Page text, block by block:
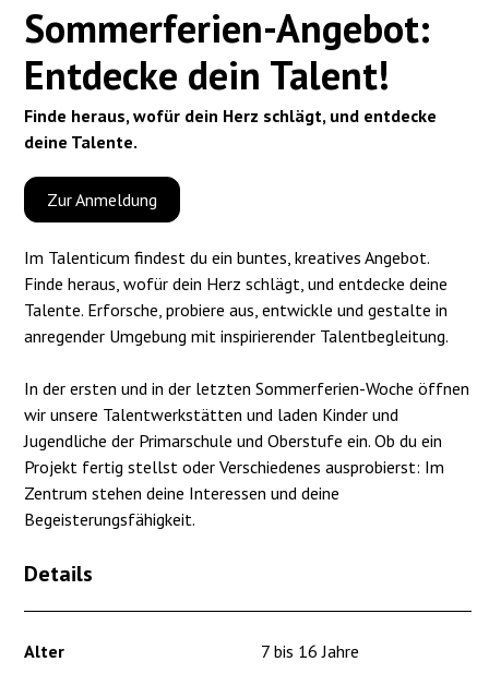
Sommerferien-Angebot:
Entdecke dein Talent!
Finde heraus, wofür dein Herz schlägt, und entdecke
deine Talente.
Zur Anmeldung
Im Talenticum findest du ein buntes, kreatives Angebot.
Finde heraus, wofür dein Herz schlägt, und entdecke deine
Talente. Erforsche, probiere aus, entwickle und gestalte in
anregender Umgebung mit inspirierender Talentbegleitung.
In der ersten und in der letzten Sommerferien-Woche öffnen
wir unsere Talentwerkstätten und laden Kinder und
Jugendliche der Primarschule und Oberstufe ein. Ob du ein
Projekt fertig stellst oder Verschiedenes ausprobierst: Im
Zentrum stehen deine Interessen und deine
Begeisterungsfähigkeit.
Details
Alter 7 bis 16 Jahre